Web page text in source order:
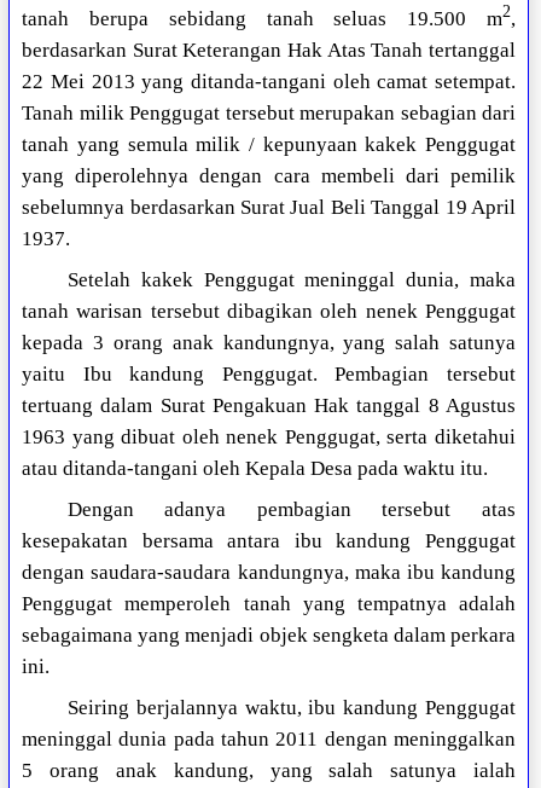
tanah berupa sebidang tanah seluas 19.500 m2,
berdasarkan Surat Keterangan Hak Atas Tanah tertanggal
22 Mei 2013 yang ditanda-tangani oleh camat setempat.
Tanah milik Penggugat tersebut merupakan sebagian dari
tanah yang semula milik / kepunyaan kakek Penggugat
yang diperolehnya dengan cara membeli dari pemilik
sebelumnya berdasarkan Surat Jual Beli Tanggal 19 April
1937.
Setelah kakek Penggugat meninggal dunia, maka
tanah warisan tersebut dibagikan oleh nenek Penggugat
kepada 3 orang anak kandungnya, yang salah satunya
yaitu Ibu kandung Penggugat. Pembagian tersebut
tertuang dalam Surat Pengakuan Hak tanggal 8 Agustus
1963 yang dibuat oleh nenek Penggugat, serta diketahui
atau ditanda-tangani oleh Kepala Desa pada waktu itu.
Dengan adanya pembagian tersebut atas
kesepakatan bersama antara ibu kandung Penggugat
dengan saudara-saudara kandungnya, maka ibu kandung
Penggugat memperoleh tanah yang tempatnya adalah
sebagaimana yang menjadi objek sengketa dalam perkara
ini.
Seiring berjalannya waktu, ibu kandung Penggugat
meninggal dunia pada tahun 2011 dengan meninggalkan
5 orang anak kandung, yang salah satunya ialah